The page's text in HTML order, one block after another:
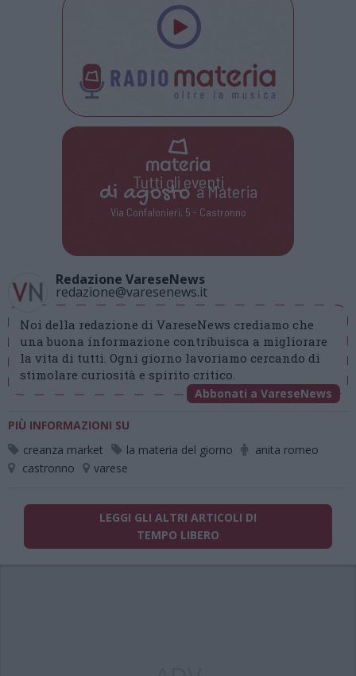
Tutti gli eventi
di agostoa Materia
Via Confalonieri, 5 - Castronno
Redazione VareseNews
redazione@varesenews.it
Noi della redazione di VareseNews crediamo che
una buona informazione contribuisca a migliorare
la vita di tutti. Ogni giorno lavoriamo cercando di
stimolare curiosità e spirito critico.
Abbonati a VareseNews
PIÙ INFORMAZIONI SU
creanza market
la materia del giorno
anita romeo
castronno
varese
LEGGI GLI ALTRI ARTICOLI DI
TEMPO LIBERO